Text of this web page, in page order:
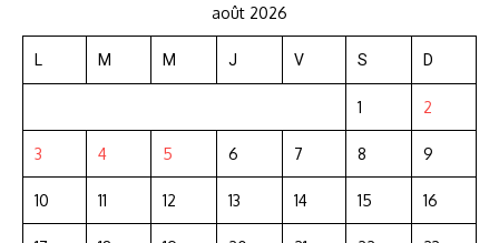
août 2026
L M M J V S D
1 2
3 4 5 6 7 8 9
10 11 12 13 14 15 16